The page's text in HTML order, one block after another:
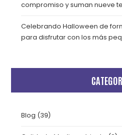
compromiso y suman nueve
Celebrando Halloween de
para disfrutar con los más
Blog (39)